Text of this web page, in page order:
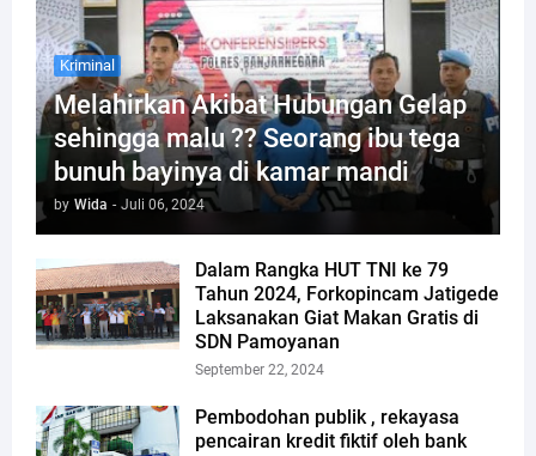
Kriminal
Melahirkan Akibat Hubungan Gelap
sehingga malu ?? Seorang ibu tega
bunuh bayinya di kamar mandi
by Wida - Juli 06, 2024
Dalam Rangka HUT TNI ke 79
Tahun 2024, Forkopincam Jatigede
Laksanakan Giat Makan Gratis di
SDN Pamoyanan
September 22, 2024
Pembodohan publik , rekayasa
pencairan kredit fiktif oleh bank